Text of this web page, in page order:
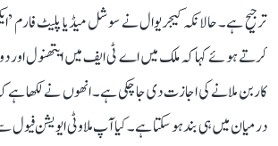
ترجیح ہے۔ حالانکہ کیجریوال نے سوشل میڈیا پلیٹ فارم
کرتے ہوئے کہا کہ ملک میں اے ٹی ایف میں ایتھنول اور
کاربن ملانے کی اجازت دی جا چکی ہے۔ انھوں نے لکھا ہے
درمیان میں ہی بند ہو سکتا ہے۔ کیا آپ ملاوٹی ایویشن